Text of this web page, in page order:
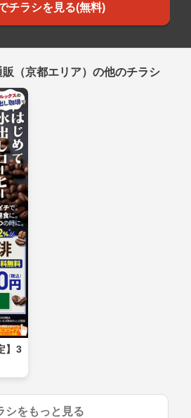
チラシを見る(無料)
（京都エリア）の他のチラシ
】3
シをもっと見る